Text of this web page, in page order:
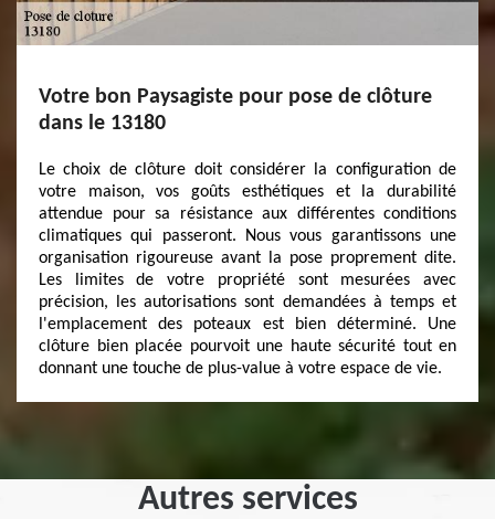
Votre bon Paysagiste pour pose de clôture
dans le 13180
Le choix de clôture doit considérer la configuration de
votre maison, vos goûts esthétiques et la durabilité
attendue pour sa résistance aux différentes conditions
climatiques qui passeront. Nous vous garantissons une
organisation rigoureuse avant la pose proprement dite.
Les limites de votre propriété sont mesurées avec
précision, les autorisations sont demandées à temps et
l'emplacement des poteaux est bien déterminé. Une
clôture bien placée pourvoit une haute sécurité tout en
donnant une touche de plus-value à votre espace de vie.
Autres services